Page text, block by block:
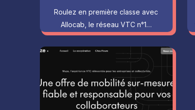
Roulez en première classe avec
Allocab, le réseau VTC n°1…